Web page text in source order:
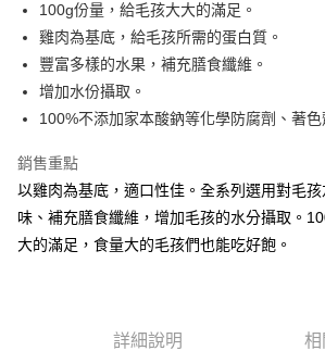
運送方式
宅配
每筆NT$100，滿NT$888(含以上)免運費
100g份量，給毛孩大大的滿足。
雞肉為基底，給毛孩所需的蛋白質。
豐富多樣的水果，補充膳食纖維。
增加水份攝取。
100%不添加家本酸鈉等化學防腐劑、著色
銷售重點
以雞肉為基底，適口性佳。全系列選用對毛
味、補充膳食纖維，增加毛孩的水分攝取。
大的滿足，食量大的毛孩們也能吃好飽。
詳細說明 相